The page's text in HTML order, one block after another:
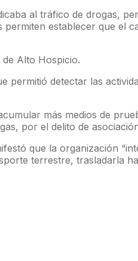
al tráfico de drogas,
permiten establecer que el
Alto Hospicio.
permitió detectar las
más medios de
por el delito de
que la organización
terrestre, trasladarla